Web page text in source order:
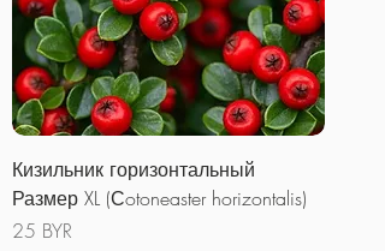
Кизильник горизонтальный
Размер XL (Сotoneaster horizontalis)
Цена
25 BYR